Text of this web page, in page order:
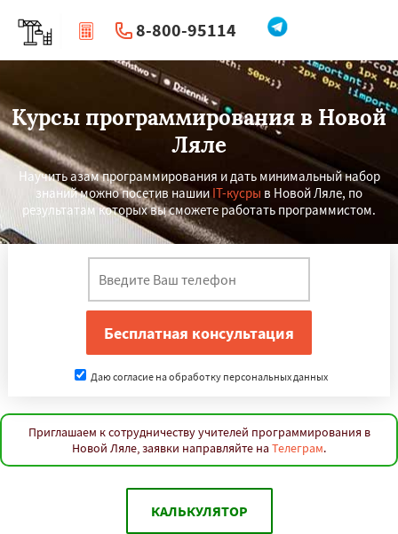
8-800-95114
| Перезвоните мне
Курсы программирования в Новой
Ляле
Научить азам программирования и дать минимальный набор
знаний можно посетив нашии IT-кусры в Новой Ляле, по
результатам которых вы сможете работать программистом.
Даю согласие на обработку персональных данных
Приглашаем к сотрудничеству учителей программирования в
Новой Ляле, заявки направляйте на Телеграм.
КАЛЬКУЛЯТОР